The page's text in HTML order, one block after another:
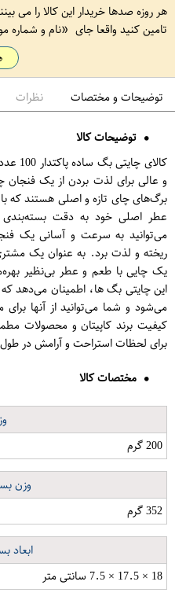
هر روزه صدها خریدار این کالا را می
تامین کنید واقعا جای
نام و شماره
توضیحات و مختصات نظرات
توضیحات کالا
و عالی برای لذت بردن از یک
برگ‌های چای تازه و اصلی هستند که
عطر اصلی خود به دقت بسته‌بندی
می‌توانید به سرعت و آسانی یک
ریخته و لذت برد. به عنوان یک
یک چایی با طعم و عطر بی‌نظیر
این چایتی بگ ها، اطمینان می‌دهد
می‌شود و شما می‌توانید از آنها
کیفیت برند کاپیتان و محصولات
برای لحظات استراحت و آرامش در طول
مختصات کالا
200 گرم
وزن
352 گرم
ابعاد
18 × 17.5 × 7.5 سانتی متر